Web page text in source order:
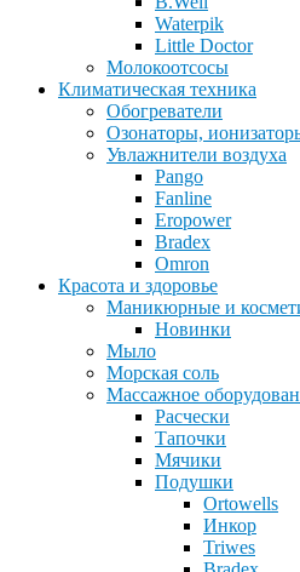
Waterpik
Little Doctor
Молокоотсосы
Климатическая техника
Обогреватели
Озонаторы,
Увлажнители воздуха
Pango
Fanline
Eropower
Bradex
Omron
Красота и здоровье
Маникюрные и
Новинки
Мыло
Морская соль
Массажное
Расчески
Тапочки
Мячики
Подушки
Ortowells
Инкор
Triwes